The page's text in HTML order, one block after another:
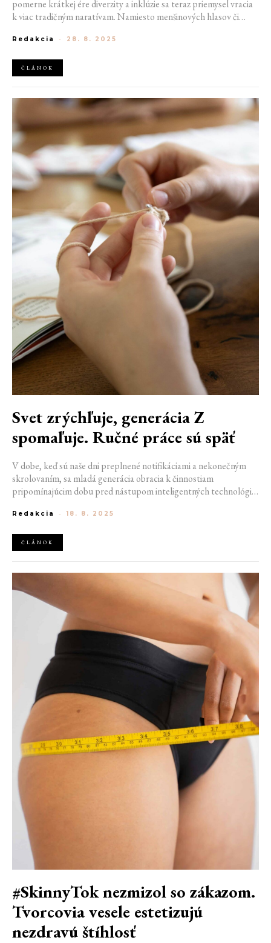
pomerne krátkej ére diverzity a inklúzie sa teraz priemysel vracia
k viac tradičným naratívam. Namiesto menšinových hlasov či
tradičnú istotu, teda atraktívne, sexuálne nespútané a väčšinovo
politika.
Redakcia - 28. 8. 2025
ČLÁNOK
Svet zrýchľuje, generácia Z
spomaľuje. Ručné práce sú späť
V dobe, keď sú naše dni preplnené notifikáciami a nekonečným
skrolovaním, sa mladá generácia obracia k činnostiam
pripomínajúcim dobu pred nástupom inteligentných technológií.
len estetické, ale aj terapeutické. Jedná sa o širší kultúrny signál,
práce do tohto modelu perfektne zapadajú.
Redakcia - 18. 8. 2025
ČLÁNOK
#SkinnyTok nezmizol so zákazom.
Tvorcovia vesele estetizujú
nezdravú štíhlosť